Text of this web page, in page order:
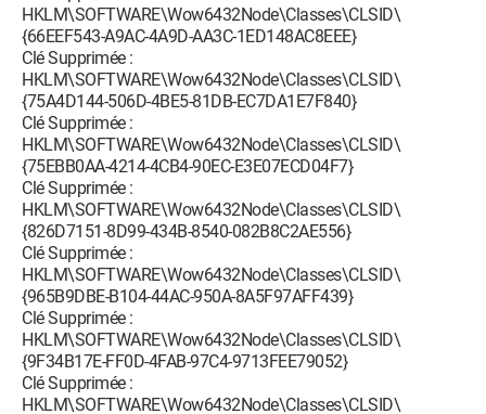
HKLM\SOFTWARE\Wow6432Node\Classes\CLSID\
{66EEF543-A9AC-4A9D-AA3C-1ED148AC8EEE}
Clé Supprimée :
HKLM\SOFTWARE\Wow6432Node\Classes\CLSID\
{75A4D144-506D-4BE5-81DB-EC7DA1E7F840}
Clé Supprimée :
HKLM\SOFTWARE\Wow6432Node\Classes\CLSID\
{75EBB0AA-4214-4CB4-90EC-E3E07ECD04F7}
Clé Supprimée :
HKLM\SOFTWARE\Wow6432Node\Classes\CLSID\
{826D7151-8D99-434B-8540-082B8C2AE556}
Clé Supprimée :
HKLM\SOFTWARE\Wow6432Node\Classes\CLSID\
{965B9DBE-B104-44AC-950A-8A5F97AFF439}
Clé Supprimée :
HKLM\SOFTWARE\Wow6432Node\Classes\CLSID\
{9F34B17E-FF0D-4FAB-97C4-9713FEE79052}
Clé Supprimée :
HKLM\SOFTWARE\Wow6432Node\Classes\CLSID\